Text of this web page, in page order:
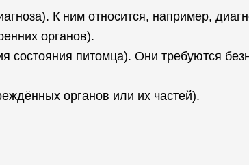
К ним относится, например,
органов).
состояния питомца). Они требуются
органов или их частей).